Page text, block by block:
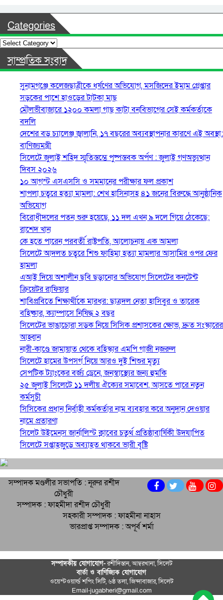
Categories
Categories
সাম্প্রতিক সংবাদ
সুনামগঞ্জে কলেজছাত্রীকে ধর্ষণের অভিযোগ, মসজিদের ইমাম গ্রেপ্তার
সড়কের পাশে হাওড়ের টাটকা মাছ
মৌলভীবাজারে ১২০০ কমলা গাছ কাটা বনবিভাগের সেই কর্মকর্তাকে
বদলি
দেশের বড় চ্যালেঞ্জ জ্বালানি, ১৭ বছরের অব্যবস্থাপনার কারণে এই অবস্থা:
বাণিজ্যমন্ত্রী
সিলেটে জুলাই শহিদ স্মৃতিস্তম্ভে পুষ্পস্তবক অর্পণ : জুলাই গণঅভ্যুত্থান
দিবস ২০২৬
১০ আগস্ট এসএসসি ও সমমানের পরীক্ষার ফল প্রকাশ
শাপলা চত্বরে হত্যা মামলা: শেখ হাসিনাসহ ৪১ জনের বিরুদ্ধে আনুষ্ঠানিক
অভিযোগ
বিরোধীদলের পতন শুরু হয়েছে, ১১ দল এখন ৯ দলে গিয়ে ঠেকেছে:
রাশেদ খান
কে হতে পারেন পরবর্তী রাষ্ট্রপতি, আলোচনায় এক আমলা
সিলেটে আদলত চত্বরে শিশু ফাহিমা হত্যা মামলার আসামির ওপর ফের
হামলা
এআই দিয়ে অশালীন ছবি ছড়ানোর অভিযোগ সিলেটের কনটেন্ট
ক্রিয়েটর রাফিয়ার
শাবিপ্রবিতে শিক্ষার্থীকে মারধর: ছাত্রদল নেতা হাসিবুর ও তারেক
বহিষ্কার, ক্যাম্পাসে নিষিদ্ধ ২ বছর
সিলেটের ভাঙাচোরা সড়ক নিয়ে সিসিক প্রশাসকের ক্ষোভ, দ্রুত সংস্কারের
আহ্বান
নারী-কাণ্ডে জামায়াত থেকে বহিস্কার এমপি গাজী নজরুল
সিলেটে হামের উপসর্গ নিয়ে আরও দুই শিশুর মৃত্যু
সেপটিক ট্যাংকের বর্জ্য ড্রেনে, জনস্বাস্থ্যের জন্য হুমকি
২৫ জুলাই সিলেটে ১১ দলীয় ঐক্যের সমাবেশ, আসতে পারে নতুন
কর্মসুচী
সিসিকের প্রধান নির্বাহী কর্মকর্তার নাম ব্যবহার করে অনুদান দেওয়ার
নামে প্রতারণা
সিলেট উইমেনস জার্নালিস্ট ক্লাবের চতুর্থ প্রতিষ্ঠাবার্ষিকী উদযাপিত
সিলেটে সপ্তাহজুড়ে অব্যাহত থাকবে ভারী বৃষ্টি
সম্পাদক মণ্ডলীর সভাপতি : নূরুর রশীদ
চৌধুরী
সম্পাদক : ফাহমীদা রশীদ চৌধুরী
সহকারী সম্পাদক : ফাহমীনা নাহাস
ভারপ্রাপ্ত সম্পাদক : অপূর্ব শর্মা
সম্পাদকীয় যােগাযোগ-রশীদিস্তান, আম্বরখানা, সিলেট
বার্তা ও বাণিজ্যিক যোগাযােগ
ওয়েস্টওয়ার্ল্ড শপিং সিটি, ৬ষ্ঠ তলা, জিন্দাবাজার, সিলেট
Email-jugabheri@gmail.com